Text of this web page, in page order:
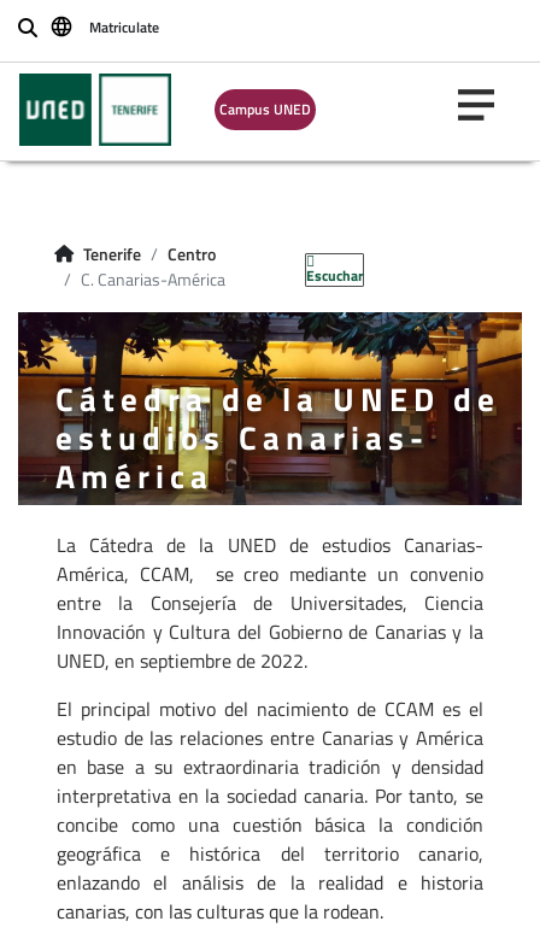
BuscarMatriculate
Campus UNED
Tenerife
Centro
C. Canarias-América
Escuchar
Cátedra de la UNED de
estudios Canarias-
América
La Cátedra de la UNED de estudios Canarias-
América, CCAM, se creo mediante un convenio
entre la Consejería de Universitades, Ciencia
Innovación y Cultura del Gobierno de Canarias y la
UNED, en septiembre de 2022.
El principal motivo del nacimiento de CCAM es el
estudio de las relaciones entre Canarias y América
en base a su extraordinaria tradición y densidad
interpretativa en la sociedad canaria. Por tanto, se
concibe como una cuestión básica la condición
geográfica e histórica del territorio canario,
enlazando el análisis de la realidad e historia
canarias, con las culturas que la rodean.